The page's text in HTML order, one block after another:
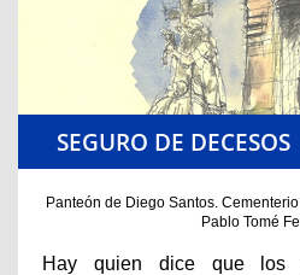
SEGURO DE DECESOS
Panteón de Diego Santos.
Pablo Tomé
Hay quien dice que los